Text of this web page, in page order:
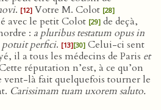
. [12] Votre M. Colot [28]
avec le petit Colot [29] de deçà,
: a pluribus testatum opus in
perfici. [13][30] Celui-ci sent
il a tous les médecins de Paris et
réputation n’est, à ce qu’on
vent-là fait quelquefois tourner le
Carissimam tuam uxorem saluto.